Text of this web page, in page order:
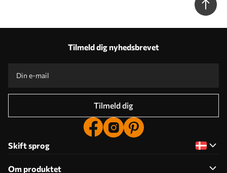
Tilmeld dig nyhedsbrevet
Tilmeld dig
Skift sprog
Om produktet